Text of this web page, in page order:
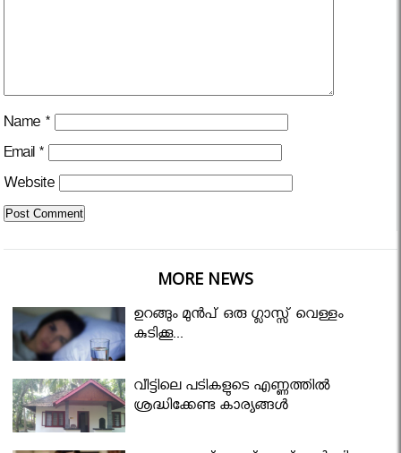
Name *
Email *
Website
MORE NEWS
ഉറങ്ങും മുന്‍പ് ഒരു ഗ്ലാസ്സ് വെള്ളം
കുടിക്കൂ...
വീട്ടിലെ പടികളുടെ എണ്ണത്തിൽ
ശ്രദ്ധിക്കേണ്ട കാര്യങ്ങൾ